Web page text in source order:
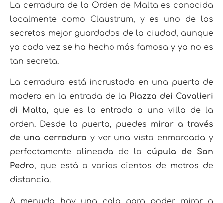
La cerradura de la Orden de Malta es conocida
localmente como Claustrum, y es uno de los
secretos mejor guardados de la ciudad, aunque
ya cada vez se ha hecho más famosa y ya no es
tan secreta.
La cerradura está incrustada en una puerta de
madera en la entrada de la Piazza dei Cavalieri
di Malta, que es la entrada a una villa de la
orden. Desde la puerta, puedes mirar a través
de una cerradura y ver una vista enmarcada y
perfectamente alineada de la cúpula de San
Pedro, que está a varios cientos de metros de
distancia.
A menudo hay una cola para poder mirar a